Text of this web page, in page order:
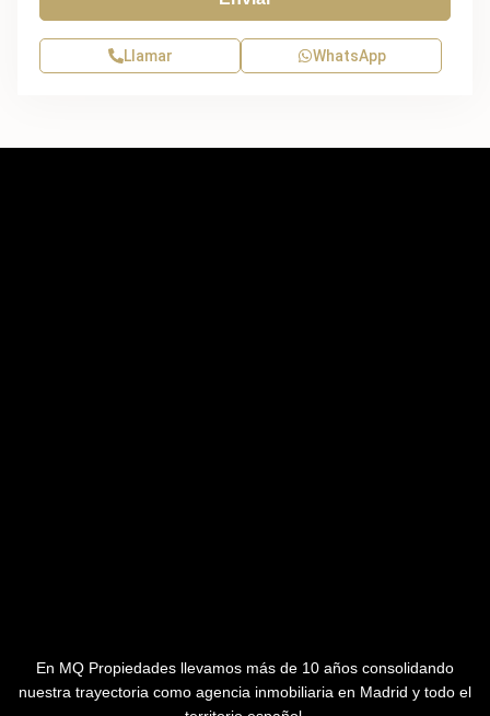
Llamar WhatsApp
En MQ Propiedades llevamos más de 10 años consolidando
nuestra trayectoria como agencia inmobiliaria en Madrid y todo el